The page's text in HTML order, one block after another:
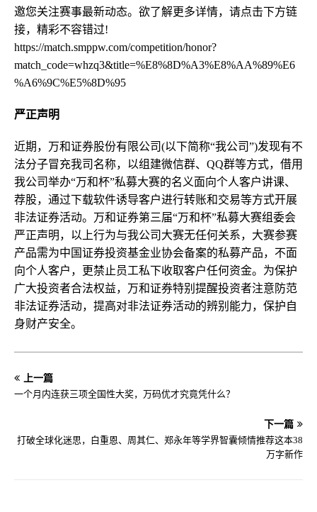
邀您关注赛事最新动态。欲了解更多详情，请点击下方链
接，精彩不容错过!
https://match.smppw.com/competition/honor?
match_code=whzq3&title=%E8%8D%A3%E8%AA%89%E6
%A6%9C%E5%8D%95
严正声明
近期，万和证券股份有限公司(以下简称“我公司”)发现有不
法分子冒充我司名称，以组建微信群、QQ群等方式，借用
我公司举办“万和杯”私募大赛的名义面向个人客户讲课、
荐股，通过下载软件诱导客户进行转账和交易等方式开展
非法证券活动。万和证券第三届“万和杯”私募大赛组委会
严正声明，以上行为与我公司大赛无任何关系，大赛参赛
产品需为中国证券投资基金业协会备案的私募产品，不面
向个人客户，更禁止员工私下收取客户任何资金。为保护
广大投资者合法权益，万和证券特别提醒投资者注意防范
非法证券活动，提高对非法证券活动的辨别能力，保护自
身财产安全。
上一篇
一个月内连获三项全国性大奖，万码优才究竟凭什么？
下一篇
打破全球化迷思，白重恩、周其仁、郑永年等学界智囊倾情推荐这本38
万字新作